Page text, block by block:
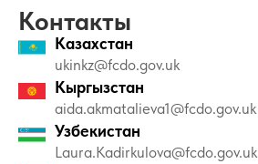
Контакты
Казахстан
ukinkz@fcdo.gov.uk
Кыргызстан
aida.akmatalieva1@fcdo.gov.uk
Узбекистан
Laura.Kadirkulova@fcdo.gov.uk